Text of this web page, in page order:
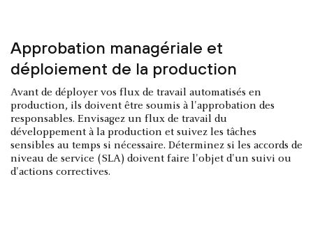
Approbation managériale et
déploiement de la production
Avant de déployer vos flux de travail automatisés en
production, ils doivent être soumis à l'approbation des
responsables. Envisagez un flux de travail du
développement à la production et suivez les tâches
sensibles au temps si nécessaire. Déterminez si les accords de
niveau de service (SLA) doivent faire l'objet d'un suivi ou
d'actions correctives.